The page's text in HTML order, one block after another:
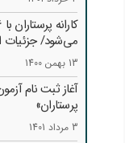
می‌شود/ جزئیات
13 بهمن 1400
آغاز ثبت نام
پرستاران»
3 مرداد 1401